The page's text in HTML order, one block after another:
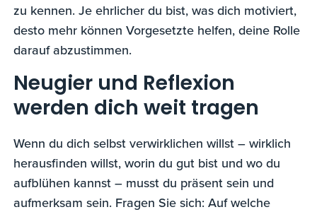
zu kennen. Je ehrlicher du bist, was dich motiviert,
desto mehr können Vorgesetzte helfen, deine Rolle
darauf abzustimmen.
Neugier und Reflexion
werden dich weit tragen
Wenn du dich selbst verwirklichen willst – wirklich
herausfinden willst, worin du gut bist und wo du
aufblühen kannst – musst du präsent sein und
aufmerksam sein. Fragen Sie sich: Auf welche